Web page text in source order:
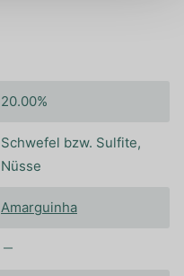
20.00%
Schwefel bzw. Sulfite,
Nüsse
Amarguinha